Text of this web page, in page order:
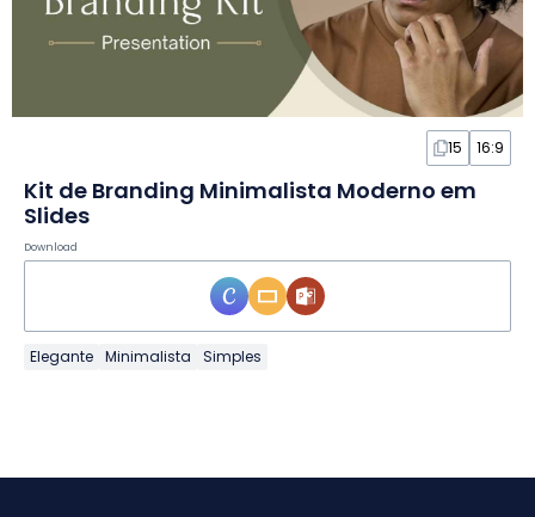
15 16:9
Kit de Branding Minimalista Moderno em
Slides
Download
Elegante Minimalista Simples